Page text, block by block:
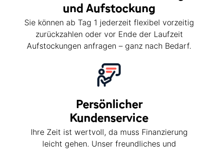
und Aufstockung
Sie können ab Tag 1 jederzeit flexibel vorzeitig
zurückzahlen oder vor Ende der Laufzeit
Aufstockungen anfragen – ganz nach Bedarf.
Persönlicher
Kundenservice
Ihre Zeit ist wertvoll, da muss Finanzierung
leicht gehen. Unser freundliches und